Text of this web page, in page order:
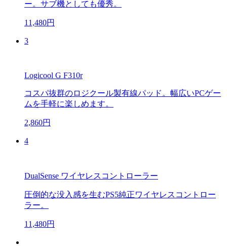
ー。サブ機としても優秀。
11,480円
3
Logicool G F310r
コスパ抜群のロジクール製有線パッド。幅広いPCゲー
ムを手軽に楽しめます。
2,860円
4
DualSense ワイヤレスコントローラー
圧倒的な没入感を生むPS5純正ワイヤレスコントロー
ラー。
11,480円